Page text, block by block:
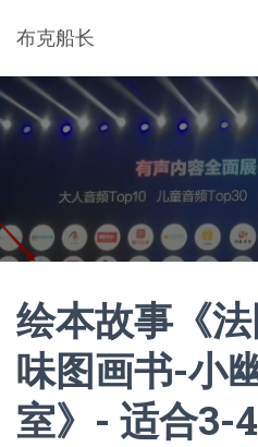
布克船长
绘本故事《
味图画书-小
室》- 适合3-